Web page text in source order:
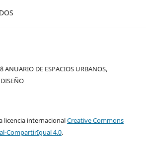
DE ESPACIOS URBANOS,
licencia internacionalCreative Commons
CompartirIgual 4.0.